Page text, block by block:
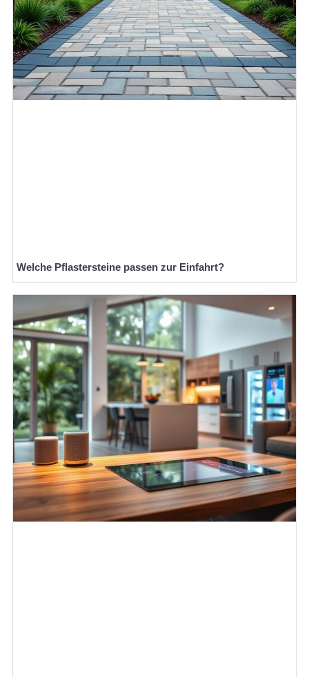
Welche Pflastersteine passen zur Einfahrt?